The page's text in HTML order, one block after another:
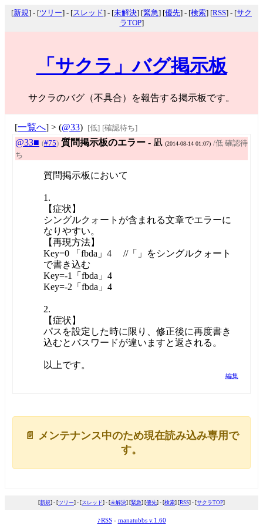
[新規] - [ツリー] - [スレッド] - [未解決] [緊急] [優先] - [検索] [RSS] - [サク
ラTOP]
「サクラ」バグ掲示板
サクラのバグ（不具合）を報告する掲示板です。
[一覧へ] > (@33) [低] [確認待ち]
@33■ (#75) 質問掲示板のエラー - 凪 (2014-08-14 01:07) /低 確認待
ち
質問掲示板において
1.
【症状】
シングルクォートが含まれる文章でエラーに
なりやすい。
【再現方法】
Key=0 「fbda」4 //「」をシングルクォート
で書き込む
Key=-1「fbda」4
Key=-2「fbda」4
2.
【症状】
パスを設定した時に限り、修正後に再度書き
込むとパスワードが違いますと返される。
以上です。
編集
📄 メンテナンス中のため現在読み込み専用で
す。
[新規] - [ツリー] - [スレッド] - [未解決] [緊急] [優先] - [検索] [RSS] - [サクラTOP]
♪RSS- manatubbs v.1.60